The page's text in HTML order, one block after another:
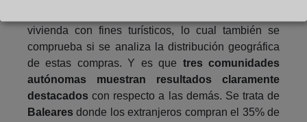
vivienda con fines turísticos, lo cual también se
comprueba si se analiza la distribución geográfica
de estas compras. Y es que tres comunidades
autónomas muestran resultados claramente
destacados con respecto a las demás. Se trata de
Baleares donde los extranjeros compran el 35% de